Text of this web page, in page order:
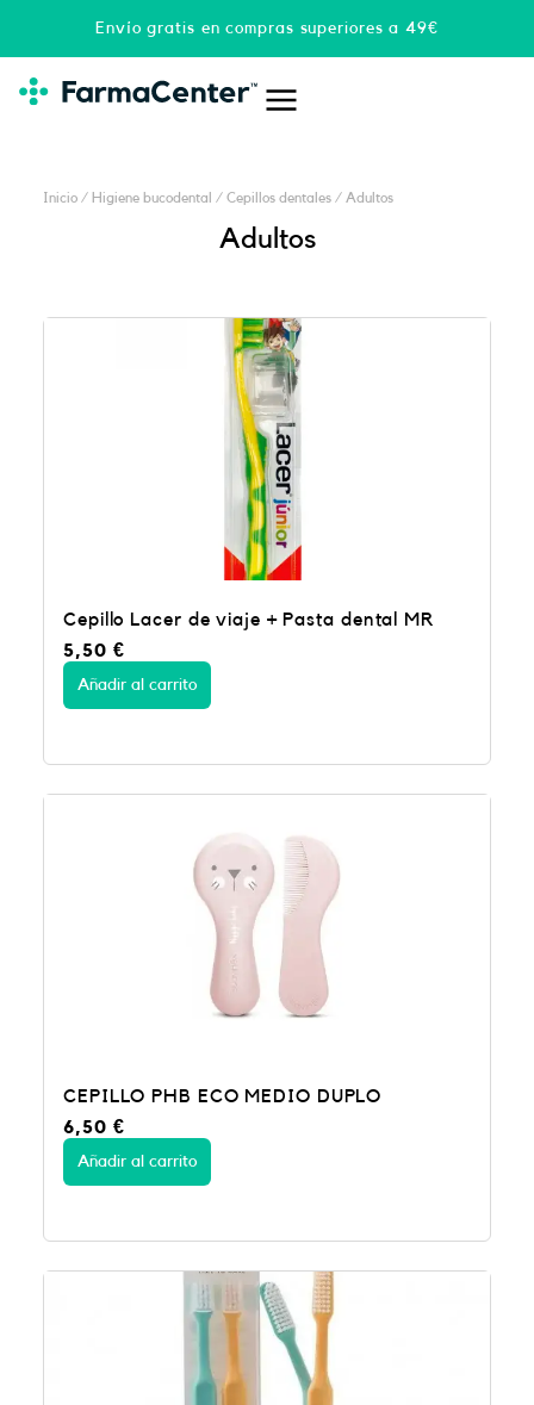
Envío gratis en compras superiores a 49€
Inicio / Higiene bucodental / Cepillos dentales / Adultos
Adultos
Cepillo Lacer de viaje + Pasta dental MR
5,50 €
Añadir al carrito
CEPILLO PHB ECO MEDIO DUPLO
6,50 €
Añadir al carrito